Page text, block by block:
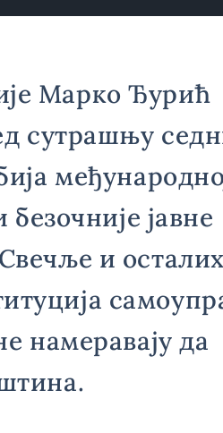
Марко Ђурић
сутрашњу
јавне
и осталих
намеравају да